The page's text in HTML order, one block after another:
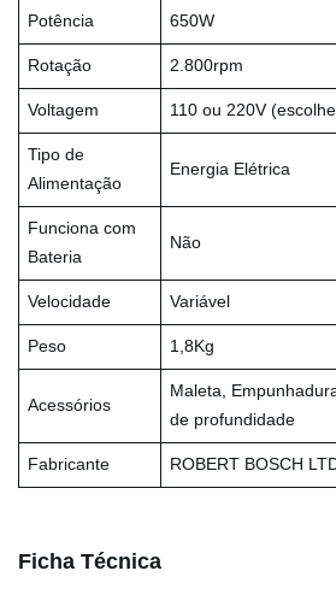
Potência 650W
Rotação 2.800rpm
Voltagem 110 ou 220V
Tipo de
Alimentação
Energia Elétrica
Funciona com
Bateria
Não
Velocidade Variável
Peso 1,8Kg
Acessórios
Maleta,
de profundidade
Fabricante ROBERT BOSCH
Ficha Técnica